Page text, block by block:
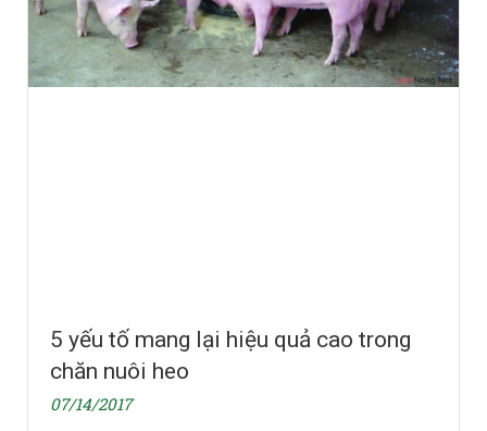
5 yếu tố mang lại hiệu quả cao trong
chăn nuôi heo
07/14/2017